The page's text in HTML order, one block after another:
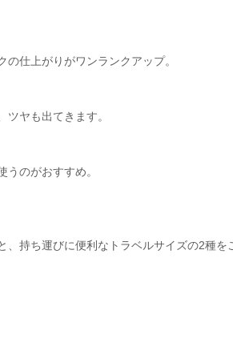
仕上がりがワンランクアップ。
ヤも出てきます。
のがおすすめ。
持ち運びに便利なトラベルサイズの2種を